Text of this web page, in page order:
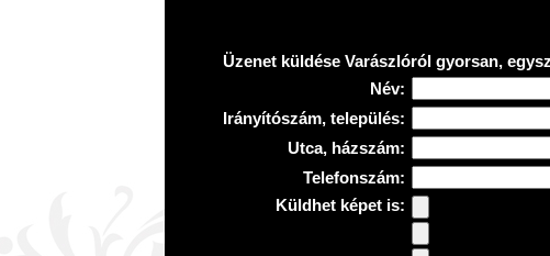
Üzenet küldése Varászlóról gyorsan,
Név:
Irányítószám, település:
Utca, házszám:
Telefonszám:
Küldhet képet is: